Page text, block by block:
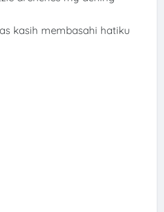
kasih membasahi hatiku